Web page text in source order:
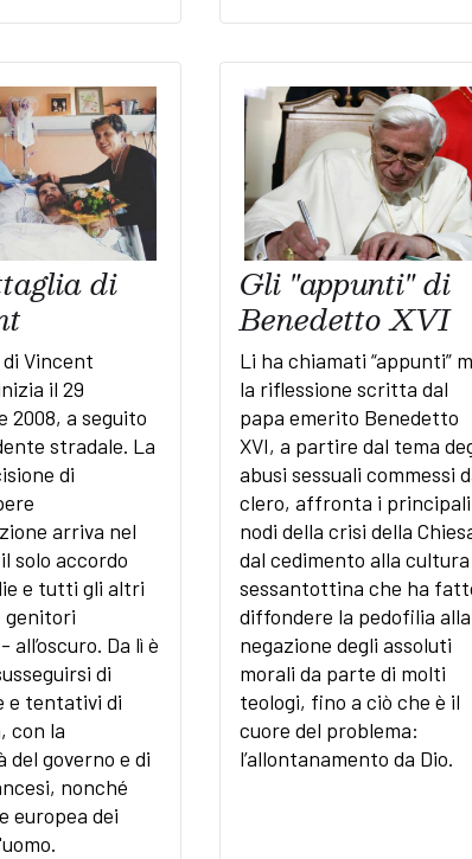
di
Vincent
il 29
2008, a seguito
stradale. La
di
arriva nel
solo accordo
e tutti gli altri
all’oscuro. Da lì è
di
e tentativi di
con la
del governo e di
nonché
europea dei
Gli "appunti" di
Benedetto XVI
Li ha chiamati “appunti”
la riflessione scritta dal
papa emerito Benedetto
XVI, a partire dal tema
abusi sessuali commessi
clero, affronta i principali
nodi della crisi della
dal cedimento alla cultura
sessantottina che ha
diffondere la pedofilia alla
negazione degli assoluti
morali da parte di molti
teologi, fino a ciò che è il
cuore del problema:
l’allontanamento da Dio.